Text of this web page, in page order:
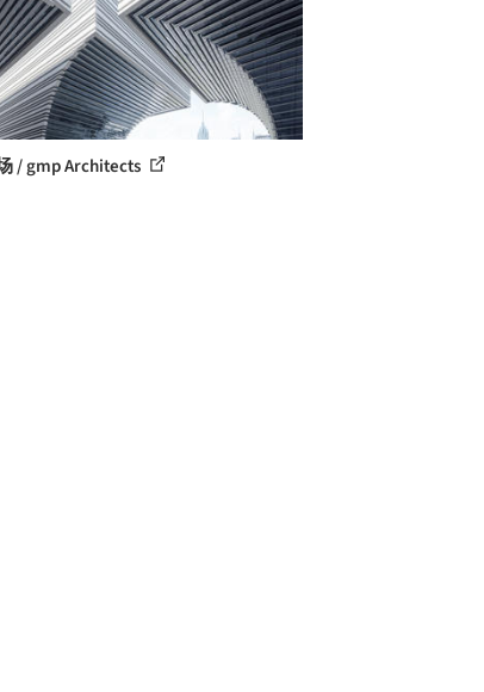
/ gmp Architects